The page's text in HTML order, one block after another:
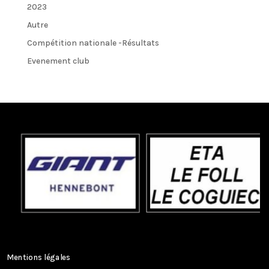
2023
Autre
Compétition nationale -Résultats
Evenement club
Mentions légales